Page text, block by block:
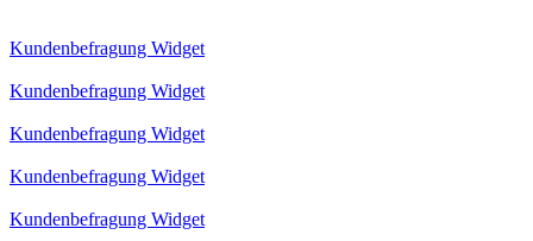
Kundenbefragung Widget
Kundenbefragung Widget
Kundenbefragung Widget
Kundenbefragung Widget
Kundenbefragung Widget